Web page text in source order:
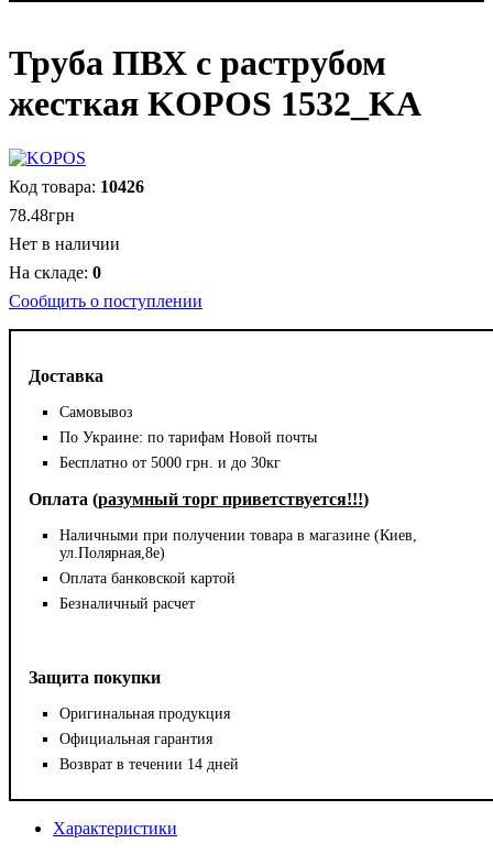
Труба ПВХ с раструбом
жесткая KOPOS 1532_KA
Доставка
Самовывоз
По Украине: по тарифам Новой почты
Бесплатно от 5000 грн. и до 30кг
Оплата (разумный торг приветствуется!!!)
Наличными при получении товара в магазине (Киев,
ул.Полярная,8е)
Оплата банковской картой
Безналичный расчет
Защита покупки
Оригинальная продукция
Официальная гарантия
Возврат в течении 14 дней
10426
78.48грн
Нет в наличии
0
Сообщить о поступлении
Характеристики